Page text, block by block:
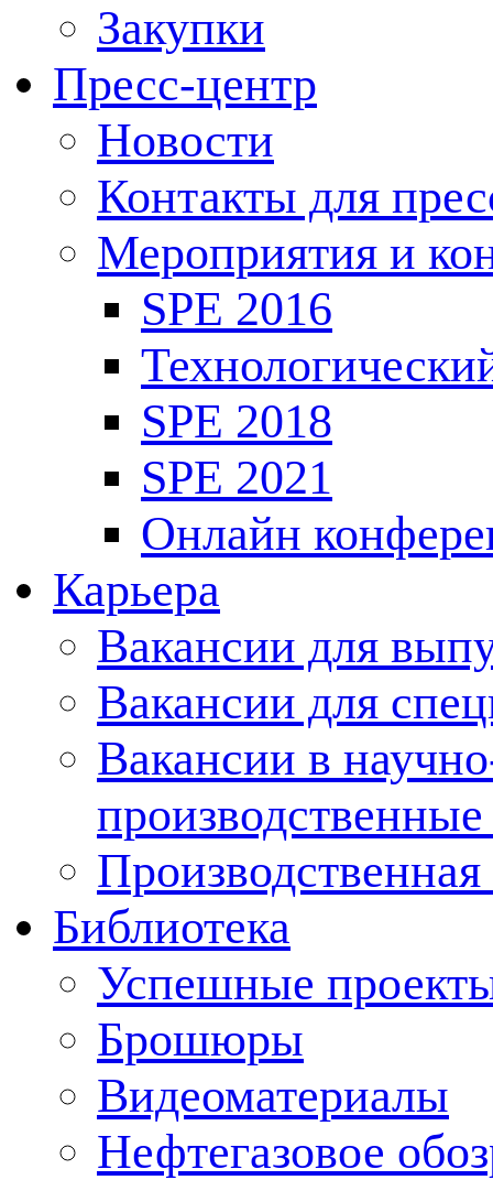
Закупки
Пресс-центр
Новости
Контакты для
Мероприятия и
SPE 2016
SPE 2018
SPE 2021
Онлайн
Карьера
Вакансии для
Вакансии для
Вакансии в
Производственная
Библиотека
Успешные
Брошюры
Видеоматериалы
Нефтегазовое